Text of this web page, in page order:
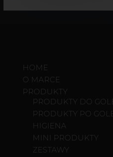
HOME
O MARCE
PRODUKTY
PRODUKTY DO
PRODUKTY PO
HIGIENA
MINI PRODUKTY
ZESTAWY